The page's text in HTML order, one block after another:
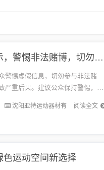
关于澳门特马虚假免费资料的警示，警惕非法赌博，切勿参与违法犯罪活动
警惕虚假信息，切勿参与非法赌
严重后果。建议公众保持警惕，遵
澳门特马作为一种赌博行为，其背
阅读全文
沈阳亚特运动器材有
色运动空间新选择